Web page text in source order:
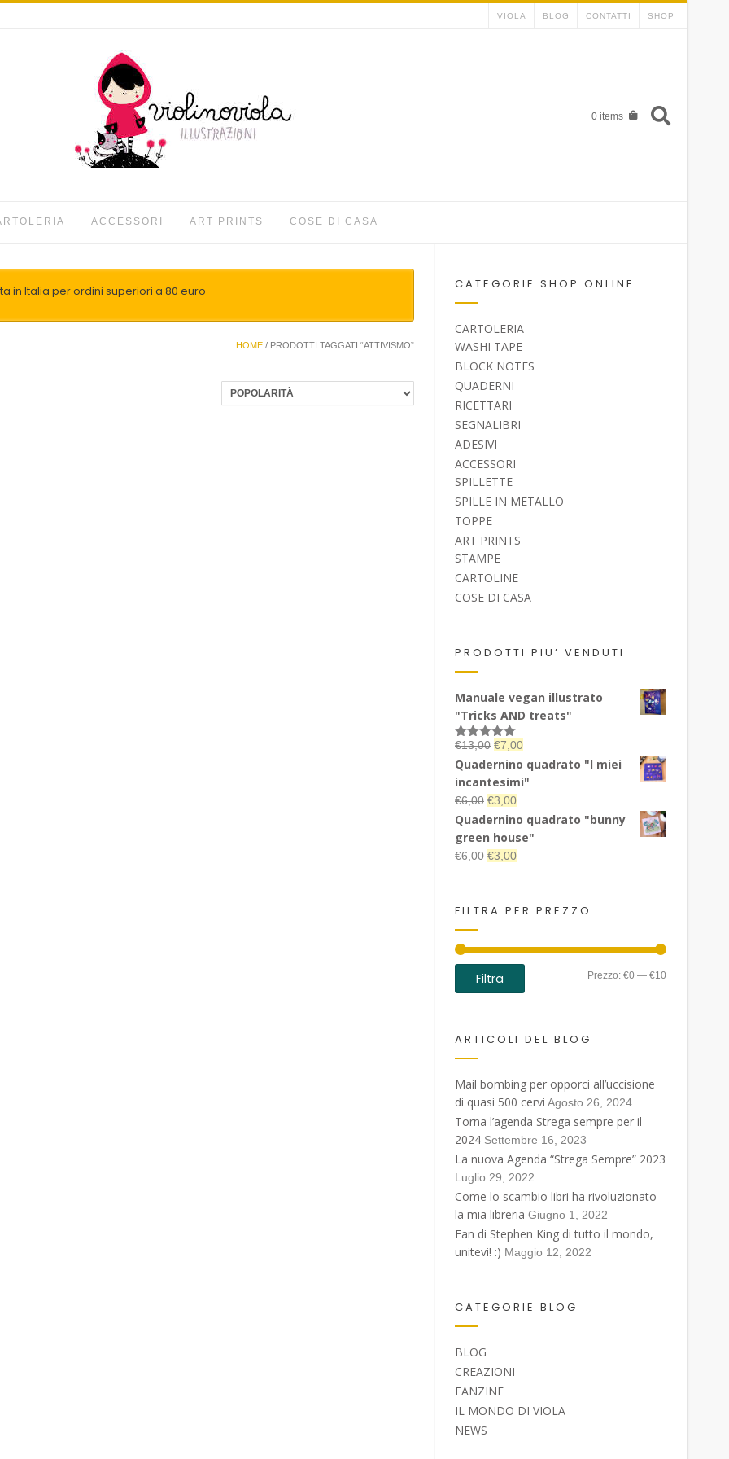
VIOLA BLOG CONTATTI SHOP
0 items
ACCESSORI ART PRINTS COSE DI CASA
in Italia per ordini superiori a 80 euro
HOME / PRODOTTI TAGGATI “ATTIVISMO”
CATEGORIE SHOP ONLINE
CARTOLERIA
WASHI TAPE
BLOCK NOTES
QUADERNI
RICETTARI
SEGNALIBRI
ADESIVI
ACCESSORI
SPILLETTE
SPILLE IN METALLO
TOPPE
ART PRINTS
STAMPE
CARTOLINE
COSE DI CASA
PRODOTTI PIU’ VENDUTI
Manuale vegan illustrato
"Tricks AND treats"
Valutato
5.00
su 5
€13,00 Il
prezzo
originale
era:
€13,00.
€7,00Il
prezzo
attuale
€7,00.
Quadernino quadrato "I miei
incantesimi"
€6,00 Il
prezzo
originale
era:
€3,00Il
prezzo
attuale
è:
Quadernino quadrato "bunny
green house"
€6,00 Il
era:
€3,00Il
è:
FILTRA PER PREZZO
Prezzo
Prezzo
Filtra Prezzo: €0 — €10
ARTICOLI DEL BLOG
Mail bombing per opporci all’uccisione
di quasi 500 cervi Agosto 26, 2024
Torna l’agenda Strega sempre per il
2024 Settembre 16, 2023
La nuova Agenda “Strega Sempre” 2023
Luglio 29, 2022
Come lo scambio libri ha rivoluzionato
la mia libreria Giugno 1, 2022
Fan di Stephen King di tutto il mondo,
unitevi! :) Maggio 12, 2022
CATEGORIE BLOG
BLOG
CREAZIONI
FANZINE
IL MONDO DI VIOLA
NEWS